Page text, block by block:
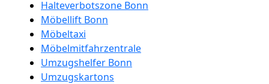
Halteverbotszone Bonn
Möbellift Bonn
Möbeltaxi
Möbelmitfahrzentrale
Umzugshelfer Bonn
Umzugskartons